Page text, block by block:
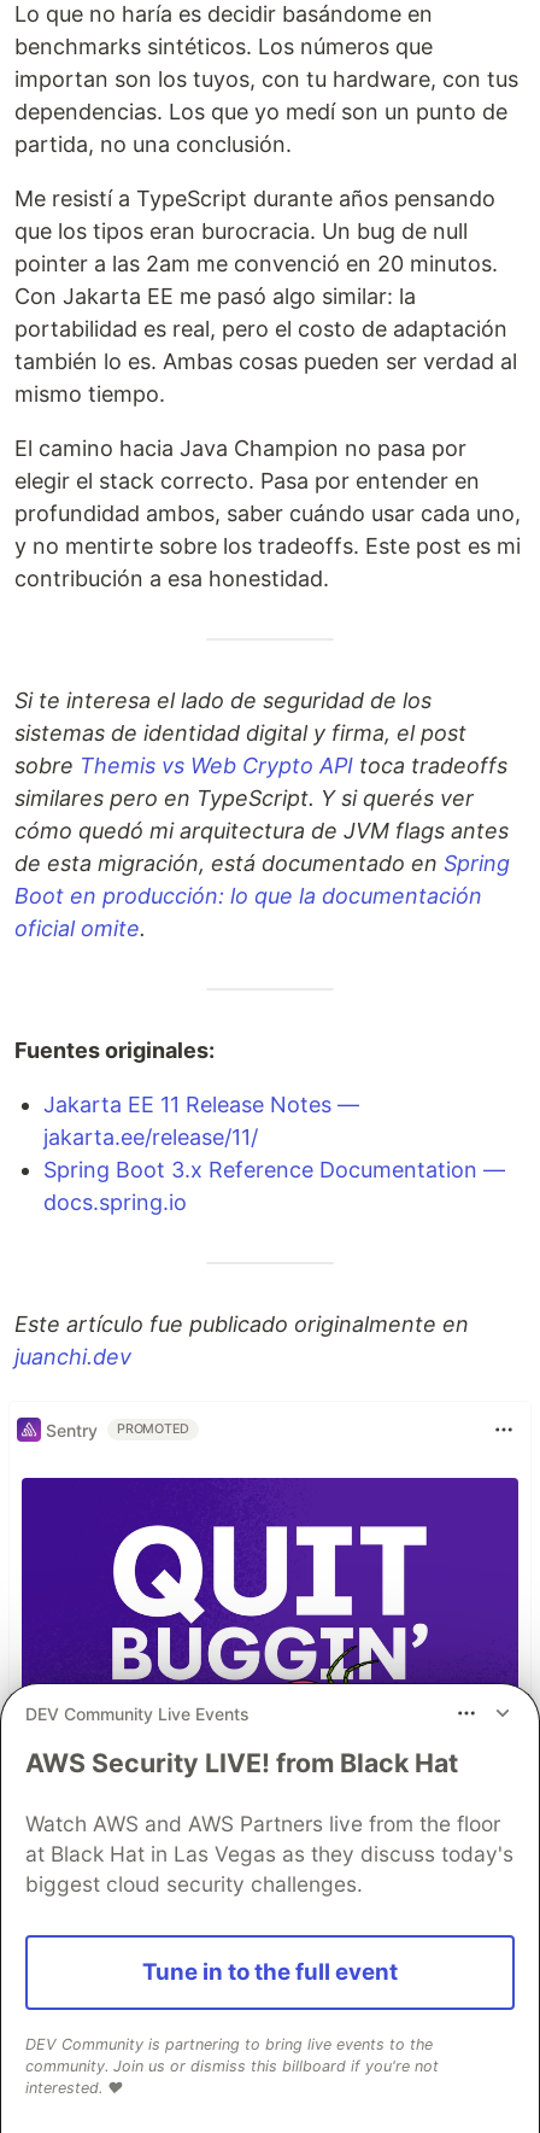
Lo que no haría es decidir basándome en
benchmarks sintéticos. Los números que
importan son los tuyos, con tu hardware, con tus
dependencias. Los que yo medí son un punto de
partida, no una conclusión.
Me resistí a TypeScript durante años pensando
que los tipos eran burocracia. Un bug de null
pointer a las 2am me convenció en 20 minutos.
Con Jakarta EE me pasó algo similar: la
portabilidad es real, pero el costo de adaptación
también lo es. Ambas cosas pueden ser verdad al
mismo tiempo.
El camino hacia Java Champion no pasa por
elegir el stack correcto. Pasa por entender en
profundidad ambos, saber cuándo usar cada uno,
y no mentirte sobre los tradeoffs. Este post es mi
contribución a esa honestidad.
Si te interesa el lado de seguridad de los
sistemas de identidad digital y firma, el post
sobre Themis vs Web Crypto API toca tradeoffs
similares pero en TypeScript. Y si querés ver
cómo quedó mi arquitectura de JVM flags antes
de esta migración, está documentado en Spring
Boot en producción: lo que la documentación
oficial omite.
Fuentes originales:
Jakarta EE 11 Release Notes —
jakarta.ee/release/11/
Spring Boot 3.x Reference Documentation —
docs.spring.io
Este artículo fue publicado originalmente en
juanchi.dev
Sentry PROMOTED
TIL I don’t have to bug out
Read more →
DEV Community Live Events
AWS Security LIVE! from Black Hat
Watch AWS and AWS Partners live from the floor
at Black Hat in Las Vegas as they discuss today's
biggest cloud security challenges.
Tune in to the full event
DEV Community is partnering to bring live events to the
community. Join us or dismiss this billboard if you're not
interested. ❤️